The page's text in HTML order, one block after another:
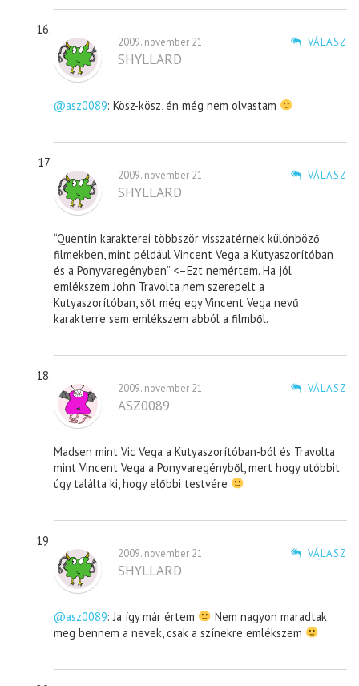
VÁLASZ
2009. november 21.
SHYLLARD
@asz0089: Kösz-kösz, én még nem olvastam
VÁLASZ
2009. november 21.
SHYLLARD
“Quentin karakterei többször visszatérnek különböző
filmekben, mint például Vincent Vega a Kutyaszorítóban
és a Ponyvaregényben” <–Ezt nemértem. Ha jól
emlékszem John Travolta nem szerepelt a
Kutyaszorítóban, sőt még egy Vincent Vega nevű
karakterre sem emlékszem abból a filmből.
VÁLASZ
2009. november 21.
ASZ0089
Madsen mint Vic Vega a Kutyaszorítóban-ból és Travolta
mint Vincent Vega a Ponyvaregényből, mert hogy utóbbit
úgy találta ki, hogy előbbi testvére
VÁLASZ
2009. november 21.
SHYLLARD
@asz0089: Ja így már értem
Nem nagyon maradtak
meg bennem a nevek, csak a színekre emlékszem